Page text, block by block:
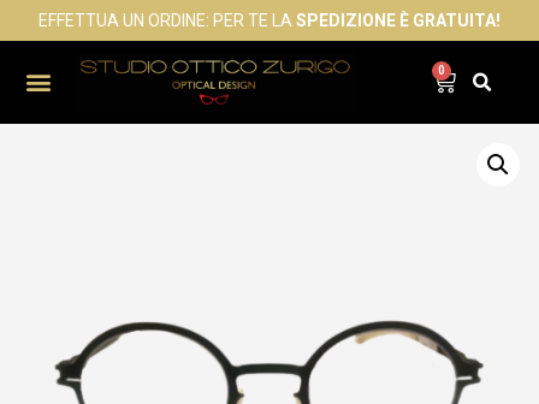
EFFETTUA UN ORDINE: PER TE LA SPEDIZIONE È GRATUITA!
0